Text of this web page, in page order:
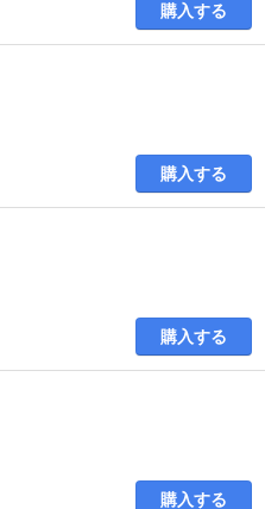
購入する
購入する
購入する
購入する